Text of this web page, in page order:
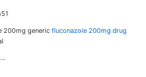
200mg generic fluconazole 200mg drug